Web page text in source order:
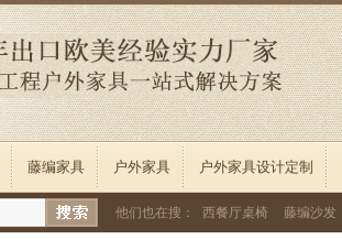
藤编家具 户外家具 户外家具设计定制
他们也在搜： 西餐厅桌椅 藤编沙发